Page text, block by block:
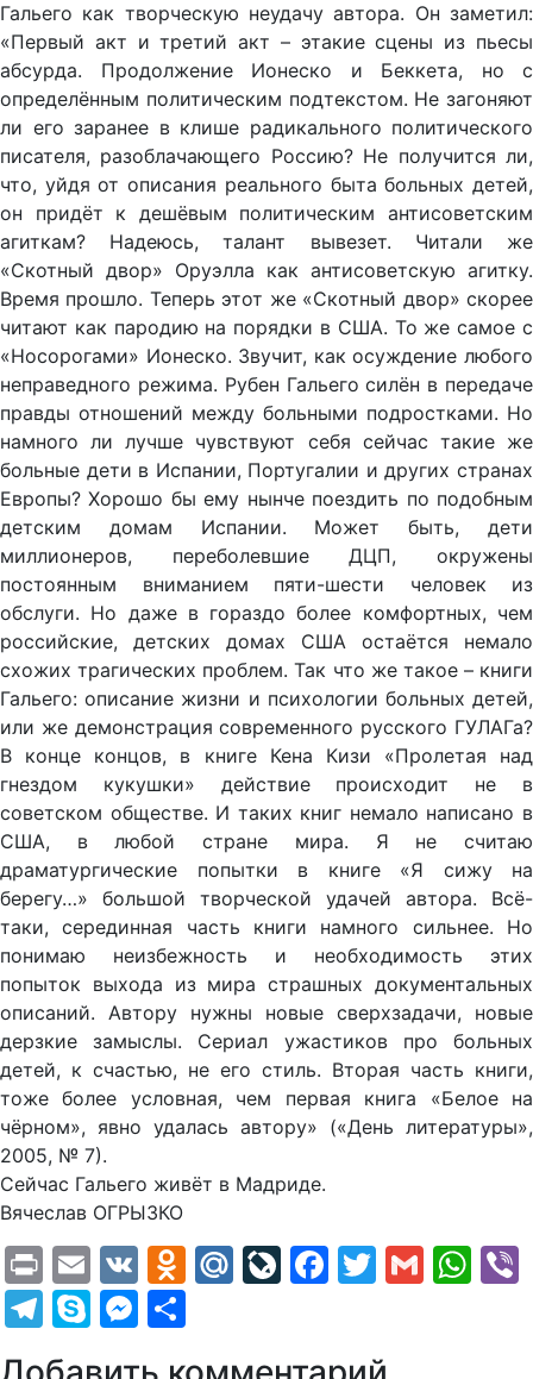
Гальего как творческую неудачу автора. Он заметил:
«Первый акт и третий акт – этакие сцены из пьесы
абсурда. Продолжение Ионеско и Беккета, но с
определённым политическим подтекстом. Не загоняют
ли его заранее в клише радикального политического
писателя, разоблачающего Россию? Не получится ли,
что, уйдя от описания реального быта больных детей,
он придёт к дешёвым политическим антисоветским
агиткам? Надеюсь, талант вывезет. Читали же
«Скотный двор» Оруэлла как антисоветскую агитку.
Время прошло. Теперь этот же «Скотный двор» скорее
читают как пародию на порядки в США. То же самое с
«Носорогами» Ионеско. Звучит, как осуждение любого
неправедного режима. Рубен Гальего силён в передаче
правды отношений между больными подростками. Но
намного ли лучше чувствуют себя сейчас такие же
больные дети в Испании, Португалии и других странах
Европы? Хорошо бы ему нынче поездить по подобным
детским домам Испании. Может быть, дети
миллионеров, переболевшие ДЦП, окружены
постоянным вниманием пяти-шести человек из
обслуги. Но даже в гораздо более комфортных, чем
российские, детских домах США остаётся немало
схожих трагических проблем. Так что же такое – книги
Гальего: описание жизни и психологии больных детей,
или же демонстрация современного русского ГУЛАГа?
В конце концов, в книге Кена Кизи «Пролетая над
гнездом кукушки» действие происходит не в
советском обществе. И таких книг немало написано в
США, в любой стране мира. Я не считаю
драматургические попытки в книге «Я сижу на
берегу…» большой творческой удачей автора. Всё-
таки, серединная часть книги намного сильнее. Но
понимаю неизбежность и необходимость этих
попыток выхода из мира страшных документальных
описаний. Автору нужны новые сверхзадачи, новые
дерзкие замыслы. Сериал ужастиков про больных
детей, к счастью, не его стиль. Вторая часть книги,
тоже более условная, чем первая книга «Белое на
чёрном», явно удалась автору» («День литературы»,
2005, № 7).
Сейчас Гальего живёт в Мадриде.
Вячеслав ОГРЫЗКО
PrintEmail
VK Odnoklassniki
Mail.Ru
LiveJournal
Facebook
Twitter
Gmail
Telegram
SkypeMessenger